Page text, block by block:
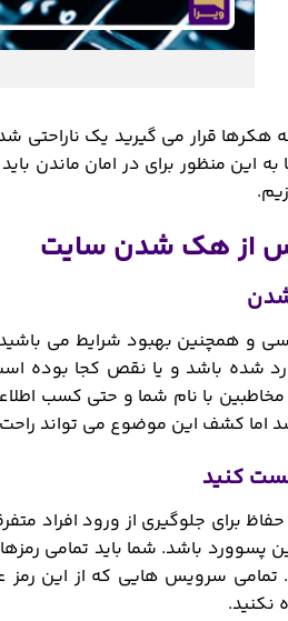
هکرها قرار می گیرید یک ناراحتی
این منظور برای در امان ماندن
پس از هک شدن سایت
و همچنین بهبود شرایط می
شده باشد و یا نقص کجا بوده
مخاطبین با نام شما و حتی کسب
اما کشف این موضوع می تواند راحت
برای جلوگیری از ورود افراد
باشد. شما باید تمامی
تمامی سرویس هایی که از این رمز
نکنید.